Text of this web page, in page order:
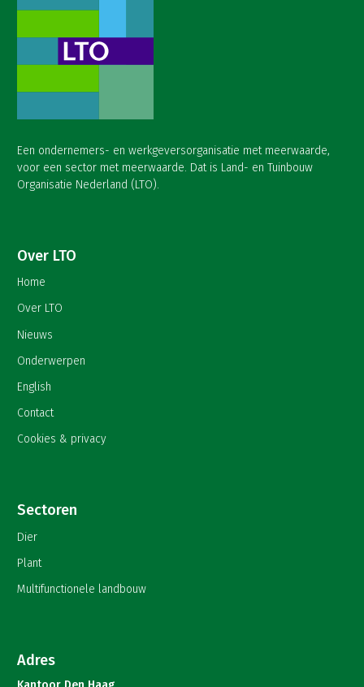
Een ondernemers- en werkgeversorganisatie met meerwaarde,
voor een sector met meerwaarde. Dat is Land- en Tuinbouw
Organisatie Nederland (LTO).
Over LTO
Home
Over LTO
Nieuws
Onderwerpen
English
Contact
Cookies & privacy
Sectoren
Dier
Plant
Multifunctionele landbouw
Adres